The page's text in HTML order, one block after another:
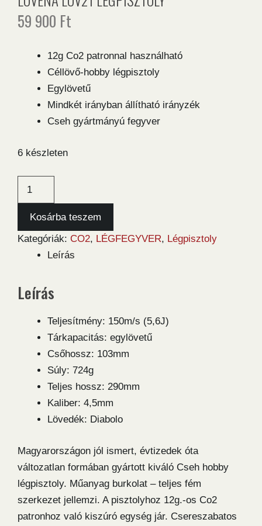
59 900 Ft
12g Co2 patronnal használható
Céllövő-hobby légpisztoly
Egylövetű
Mindkét irányban állítható irányzék
Cseh gyártmányú fegyver
6 készleten
Lovena
légpisztoly
mennyiség
Kosárba teszem
Kategóriák: CO2, LÉGFEGYVER, Légpisztoly
Leírás
Leírás
Teljesítmény: 150m/s (5,6J)
Tárkapacitás: egylövetű
Csőhossz: 103mm
Súly: 724g
Teljes hossz: 290mm
Kaliber: 4,5mm
Lövedék: Diabolo
Magyarországon jól ismert, évtizedek óta
változatlan formában gyártott kiváló Cseh hobby
légpisztoly. Műanyag burkolat – teljes fém
szerkezet jellemzi. A pisztolyhoz 12g.-os Co2
patronhoz való kiszúró egység jár. Csereszabatos